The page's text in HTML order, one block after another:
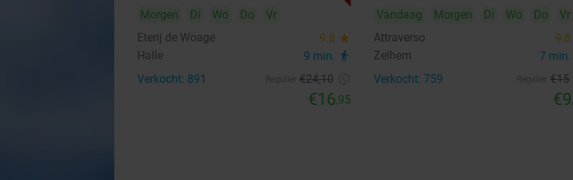
Morgen Di Wo Do
Vr
Eterij de Woage
9.8 star
Halle 9 min. directions_walk
Verkocht: 891 €24,10
€16,95
Vandaag Morgen Di Wo Do
Vr
Attraverso
9.8
Zelhem 7 min.
Verkocht: 759 €15
€9